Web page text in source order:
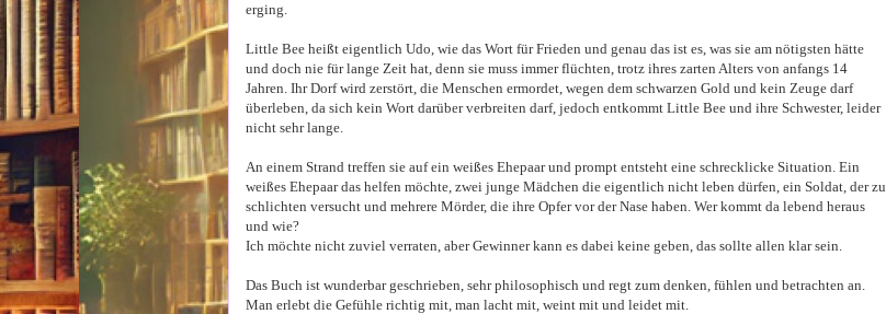
erging.
Little Bee heißt eigentlich Udo, wie das Wort für Frieden und genau das ist es, was sie am nötigsten hätte
und doch nie für lange Zeit hat, denn sie muss immer flüchten, trotz ihres zarten Alters von anfangs 14
Jahren. Ihr Dorf wird zerstört, die Menschen ermordet, wegen dem schwarzen Gold und kein Zeuge darf
überleben, da sich kein Wort darüber verbreiten darf, jedoch entkommt Little Bee und ihre Schwester, leider
nicht sehr lange.
An einem Strand treffen sie auf ein weißes Ehepaar und prompt entsteht eine schrecklicke Situation. Ein
weißes Ehepaar das helfen möchte, zwei junge Mädchen die eigentlich nicht leben dürfen, ein Soldat, der zu
schlichten versucht und mehrere Mörder, die ihre Opfer vor der Nase haben. Wer kommt da lebend heraus
und wie?
Ich möchte nicht zuviel verraten, aber Gewinner kann es dabei keine geben, das sollte allen klar sein.
Das Buch ist wunderbar geschrieben, sehr philosophisch und regt zum denken, fühlen und betrachten an.
Man erlebt die Gefühle richtig mit, man lacht mit, weint mit und leidet mit.